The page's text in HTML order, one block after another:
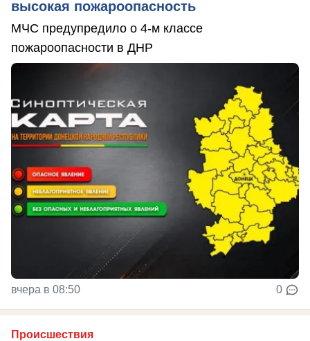
высокая пожароопасность
МЧС предупредило о 4-м классе
пожароопасности в ДНР
вчера в 08:50 0
Происшествия